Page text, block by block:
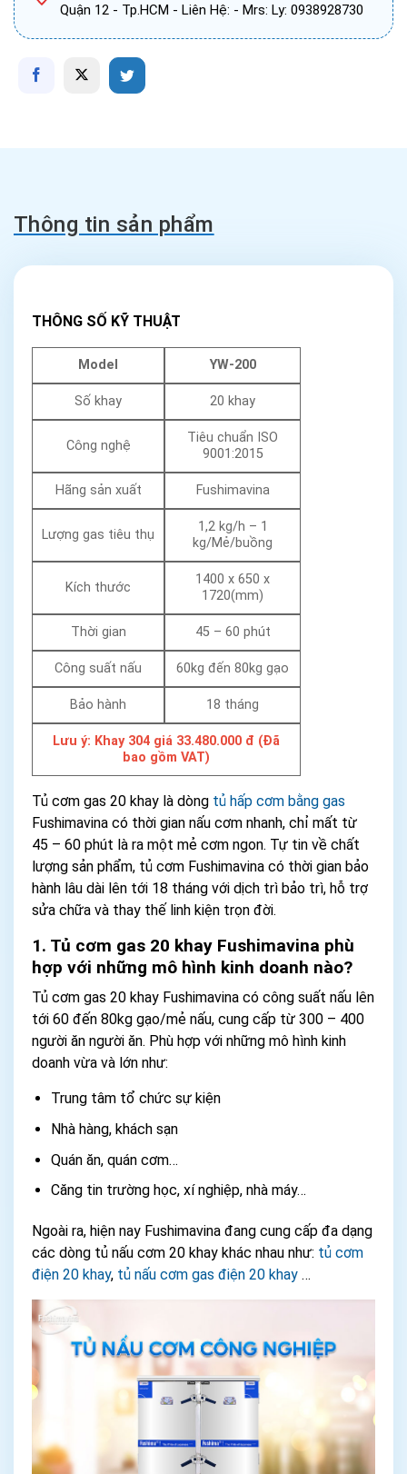
Quận 12 - Tp.HCM - Liên Hệ: - Mrs: Ly: 0938928730
Thông tin sản phẩm
THÔNG SỐ KỸ THUẬT
Model YW-200
Số khay 20 khay
Công nghệ
Tiêu chuẩn ISO
9001:2015
Hãng sản xuất Fushimavina
Lượng gas tiêu thụ
1,2 kg/h – 1
kg/Mẻ/buồng
Kích thước
1400 x 650 x
1720(mm)
Thời gian 45 – 60 phút
Công suất nấu 60kg đến 80kg gạo
Bảo hành 18 tháng
Lưu ý: Khay 304 giá ‭33.480.000 đ (Đã
bao gồm VAT)
Tủ cơm gas 20 khay là dòng tủ hấp cơm bằng gas
Fushimavina có thời gian nấu cơm nhanh, chỉ mất từ
45 – 60 phút là ra một mẻ cơm ngon. Tự tin về chất
lượng sản phẩm, tủ cơm Fushimavina có thời gian bảo
hành lâu dài lên tới 18 tháng với dịch trì bảo trì, hỗ trợ
sửa chữa và thay thế linh kiện trọn đời.
1. Tủ cơm gas 20 khay Fushimavina phù
hợp với những mô hình kinh doanh nào?
Tủ cơm gas 20 khay Fushimavina có công suất nấu lên
tới 60 đến 80kg gạo/mẻ nấu, cung cấp từ 300 – 400
người ăn người ăn. Phù hợp với những mô hình kinh
doanh vừa và lớn như:
Trung tâm tổ chức sự kiện
Nhà hàng, khách sạn
Quán ăn, quán cơm…
Căng tin trường học, xí nghiệp, nhà máy…
Ngoài ra, hiện nay Fushimavina đang cung cấp đa dạng
các dòng tủ nấu cơm 20 khay khác nhau như: tủ cơm
điện 20 khay, tủ nấu cơm gas điện 20 khay …